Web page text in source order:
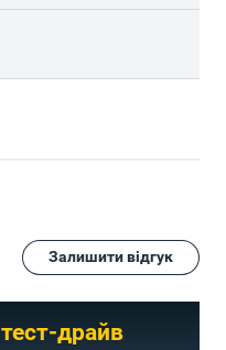
Залишити відгук
тест-драйв